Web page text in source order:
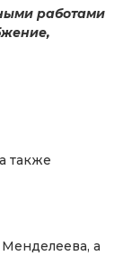
работами
также
а